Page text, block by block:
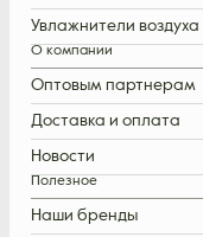
Увлажнители воздуха
О компании
Оптовым партнерам
Доставка и оплата
Новости
Полезное
Наши бренды